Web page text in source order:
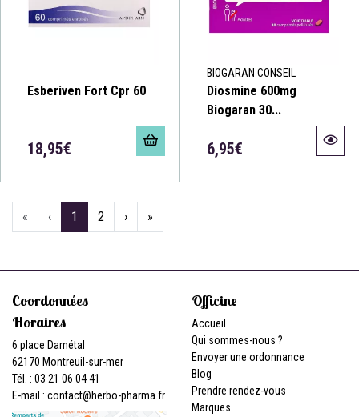
Esberiven Fort Cpr 60
18,95€
BIOGARAN CONSEIL
Diosmine 600mg
Biogaran 30...
6,95€
« ‹ 1 2 › »
Coordonnées
Horaires
6 place Darnétal
62170 Montreuil-sur-mer
Tél. : 03 21 06 04 41
E-mail : contact@herbo-pharma.fr
Officine
Accueil
Qui sommes-nous ?
Envoyer une ordonnance
Blog
Prendre rendez-vous
Marques